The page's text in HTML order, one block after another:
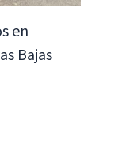
en
Bajas